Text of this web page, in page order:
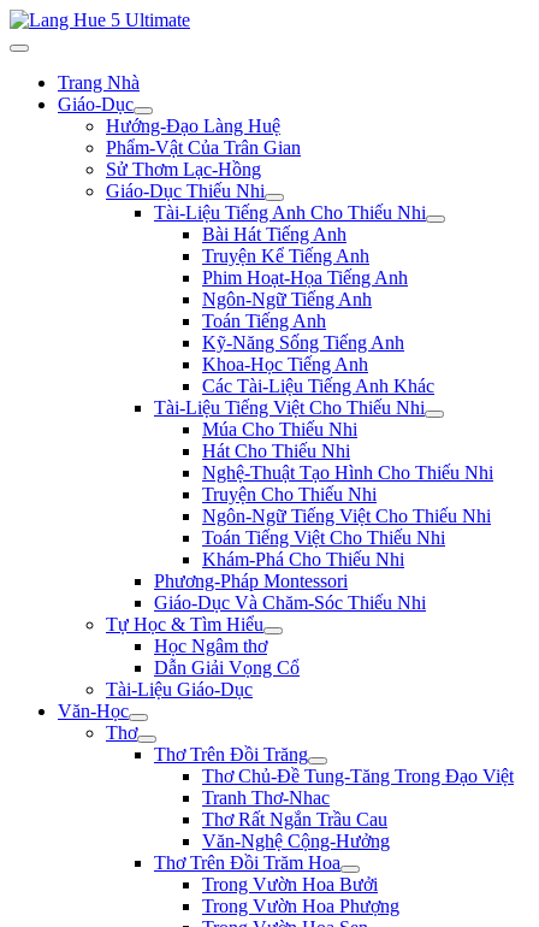
Trang Nhà
Giáo-Dục
Hướng-Đạo Làng Huệ
Phẩm-Vật Của Trân Gian
Sử Thơm Lạc-Hồng
Giáo-Dục Thiếu Nhi
Tài-Liệu Tiếng Anh Cho Thiếu Nhi
Bài Hát Tiếng Anh
Truyện Kể Tiếng Anh
Phim Hoạt-Họa Tiếng Anh
Ngôn-Ngữ Tiếng Anh
Toán Tiếng Anh
Kỹ-Năng Sống Tiếng Anh
Khoa-Học Tiếng Anh
Các Tài-Liệu Tiếng Anh Khác
Tài-Liệu Tiếng Việt Cho Thiếu Nhi
Múa Cho Thiếu Nhi
Hát Cho Thiếu Nhi
Nghệ-Thuật Tạo Hình Cho Thiếu Nhi
Truyện Cho Thiếu Nhi
Ngôn-Ngữ Tiếng Việt Cho Thiếu Nhi
Toán Tiếng Việt Cho Thiếu Nhi
Khám-Phá Cho Thiếu Nhi
Phương-Pháp Montessori
Giáo-Dục Và Chăm-Sóc Thiếu Nhi
Tự Học & Tìm Hiểu
Học Ngâm thơ
Dẫn Giải Vọng Cổ
Tài-Liệu Giáo-Dục
Văn-Học
Thơ
Thơ Trên Đồi Trăng
Thơ Chủ-Đề Tung-Tăng Trong Đạo Việt
Tranh Thơ-Nhac
Thơ Rất Ngắn Trầu Cau
Văn-Nghệ Cộng-Hưởng
Thơ Trên Đồi Trăm Hoa
Trong Vườn Hoa Bưởi
Trong Vườn Hoa Phượng